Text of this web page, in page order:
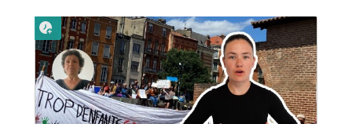
Lire plus tard